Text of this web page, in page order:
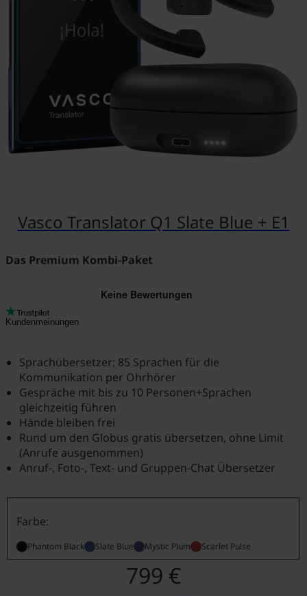
Vasco Translator Q1 Slate Blue + E1
Das Premium Kombi-Paket
Kundenmeinungen
Sprachübersetzer: 85 Sprachen für die
Kommunikation per Ohrhörer
Gespräche mit bis zu 10 Personen+Sprachen
gleichzeitig führen
Hände bleiben frei
Rund um den Globus gratis übersetzen, ohne Limit
(Anrufe ausgenommen)
Anruf-, Foto-, Text- und Gruppen-Chat Übersetzer
Farbe:
Phantom Black Slate Blue Mystic Plum Scarlet Pulse
799 €